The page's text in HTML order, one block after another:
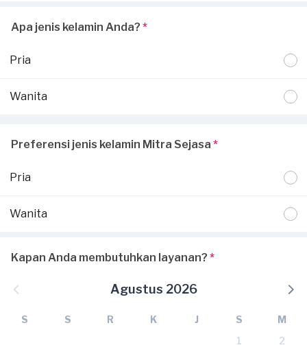
Apa jenis kelamin Anda? *
Pria
Wanita
Preferensi jenis kelamin Mitra Sejasa *
Pria
Wanita
Kapan Anda membutuhkan layanan? *
Agustus 2026
S S R K J S
M
1
2